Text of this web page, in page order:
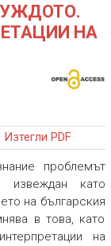
НА
Изтегли PDF
проблемът
като
на българския
в това, като
на